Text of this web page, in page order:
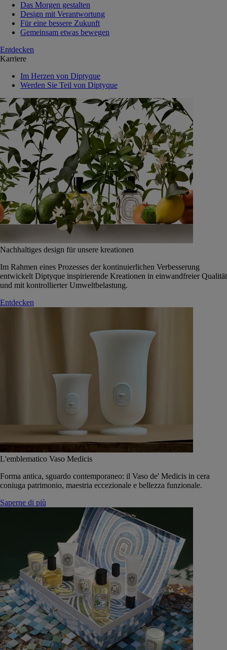
Das Morgen gestalten
Design mit Verantwortung
Für eine bessere Zukunft
Gemeinsam etwas bewegen
Entdecken
Karriere
Im Herzen von Diptyque
Werden Sie Teil von Diptyque
Nachhaltiges design für unsere kreationen
Im Rahmen eines Prozesses der kontinuierlichen Verbesserung
entwickelt Diptyque inspirierende Kreationen in einwandfreier Qualität
und mit kontrollierter Umweltbelastung.
Entdecken
L'emblematico Vaso Medicis
Forma antica, sguardo contemporaneo: il Vaso de' Medicis in cera
coniuga patrimonio, maestria eccezionale e bellezza funzionale.
Saperne di più